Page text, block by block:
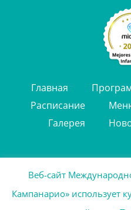
Главная
Расписание
Галерея
©2026 | International
Юридическое Уведомление|
Веб-сайт
Кампанарио» использует